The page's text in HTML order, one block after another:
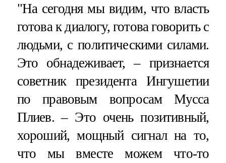
"На сегодня мы видим, что власть
готова к диалогу, готова говорить с
людьми, с политическими силами.
Это обнадеживает, – признается
советник президента Ингушетии
по правовым вопросам Мусса
Плиев. – Это очень позитивный,
хороший, мощный сигнал на то,
что мы вместе можем что-то